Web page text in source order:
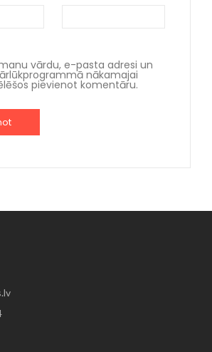
vārdu, e-pasta adresi un
nākamajai
pievienot komentāru.